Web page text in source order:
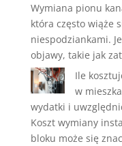
Wymiana pionu
która często wiąże
niespodziankami.
objawy, takie jak
Ile
w
wydatki i
Koszt wymiany
bloku może się